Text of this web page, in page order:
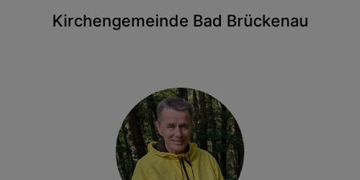
Kirchengemeinde Bad Brückenau